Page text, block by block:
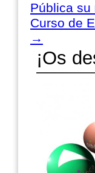
Pública su
Curso de
→
¡Os